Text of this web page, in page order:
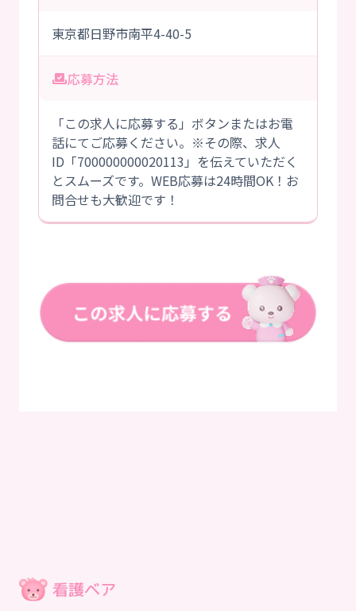
東京都日野市南平4-40-5
応募方法
「この求人に応募する」ボタンまたはお電
話にてご応募ください。※その際、求人
ID「700000000020113」を伝えていただく
とスムーズです。WEB応募は24時間OK！お
問合せも大歓迎です！